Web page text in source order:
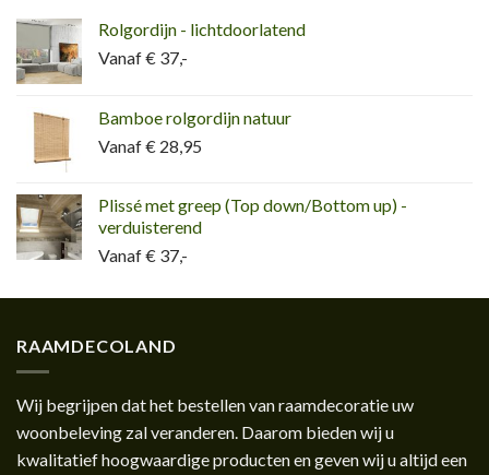
Rolgordijn - lichtdoorlatend
Vanaf € 37,-
Bamboe rolgordijn natuur
Vanaf € 28,95
Plissé met greep (Top down/Bottom up) -
verduisterend
Vanaf € 37,-
RAAMDECOLAND
Wij begrijpen dat het bestellen van raamdecoratie uw
woonbeleving zal veranderen. Daarom bieden wij u
kwalitatief hoogwaardige producten en geven wij u altijd een